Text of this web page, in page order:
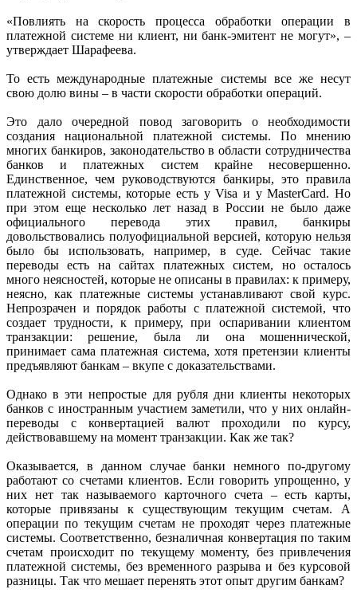
«Повлиять на скорость процесса обработки операции в
платежной системе ни клиент, ни банк-эмитент не могут», –
утверждает Шарафеева.
То есть международные платежные системы все же несут
свою долю вины – в части скорости обработки операций.
Это дало очередной повод заговорить о необходимости
создания национальной платежной системы. По мнению
многих банкиров, законодательство в области сотрудничества
банков и платежных систем крайне несовершенно.
Единственное, чем руководствуются банкиры, это правила
платежной системы, которые есть у Visa и у MasterCard. Но
при этом еще несколько лет назад в России не было даже
официального перевода этих правил, банкиры
довольствовались полуофициальной версией, которую нельзя
было бы использовать, например, в суде. Сейчас такие
переводы есть на сайтах платежных систем, но осталось
много неясностей, которые не описаны в правилах: к примеру,
неясно, как платежные системы устанавливают свой курс.
Непрозрачен и порядок работы с платежной системой, что
создает трудности, к примеру, при оспаривании клиентом
транзакции: решение, была ли она мошеннической,
принимает сама платежная система, хотя претензии клиенты
предъявляют банкам – вкупе с доказательствами.
Однако в эти непростые для рубля дни клиенты некоторых
банков с иностранным участием заметили, что у них онлайн-
переводы с конвертацией валют проходили по курсу,
действовавшему на момент транзакции. Как же так?
Оказывается, в данном случае банки немного по-другому
работают со счетами клиентов. Если говорить упрощенно, у
них нет так называемого карточного счета – есть карты,
которые привязаны к существующим текущим счетам. А
операции по текущим счетам не проходят через платежные
системы. Соответственно, безналичная конвертация по таким
счетам происходит по текущему моменту, без привлечения
платежной системы, без временного разрыва и без курсовой
разницы. Так что мешает перенять этот опыт другим банкам?